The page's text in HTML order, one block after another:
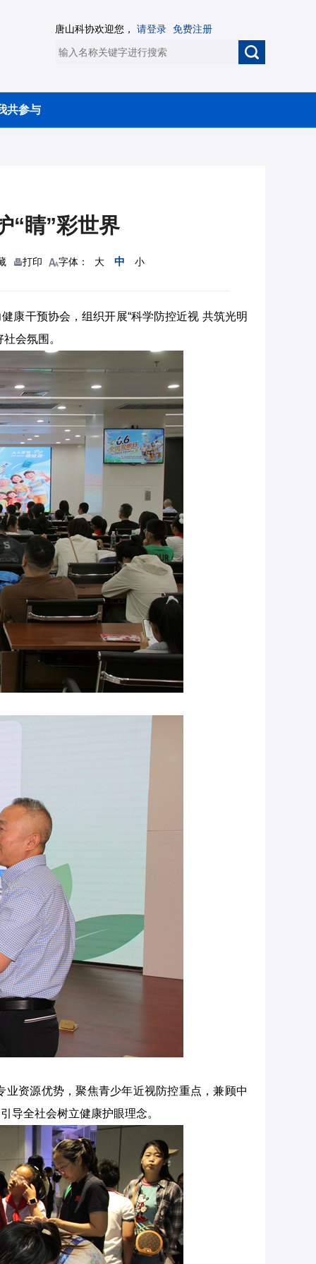
唐山科协欢迎您， 请登录 免费注册
共参与
“睛”彩世界
打印 字体： 大 中 小
康干预协会，组织开展“科学防控近视 共筑光明
会氛围。
资源优势，聚焦青少年近视防控重点，兼顾中
导全社会树立健康护眼理念。